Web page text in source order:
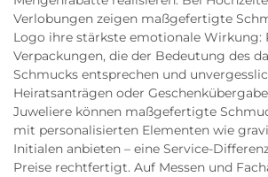
Verlobungen zeigen maßgefertigte
Logo ihre stärkste emotionale Wirkung:
Verpackungen, die der Bedeutung des
Schmucks entsprechen und
Heiratsanträgen oder
Juweliere können maßgefertigte
mit personalisierten Elementen wie
Initialen anbieten – eine Service-
Preise rechtfertigt. Auf Messen und